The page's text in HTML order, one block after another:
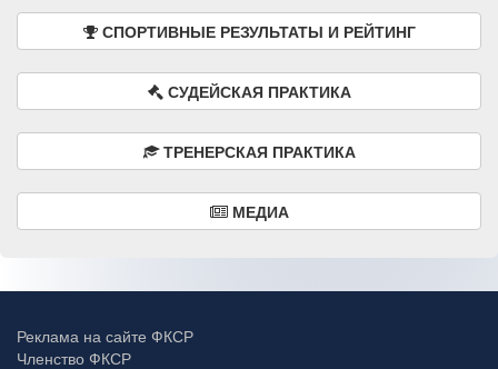
СПОРТИВНЫЕ РЕЗУЛЬТАТЫ И РЕЙТИНГ
СУДЕЙСКАЯ ПРАКТИКА
ТРЕНЕРСКАЯ ПРАКТИКА
МЕДИА
Реклама на сайте ФКСР
Членство ФКСР